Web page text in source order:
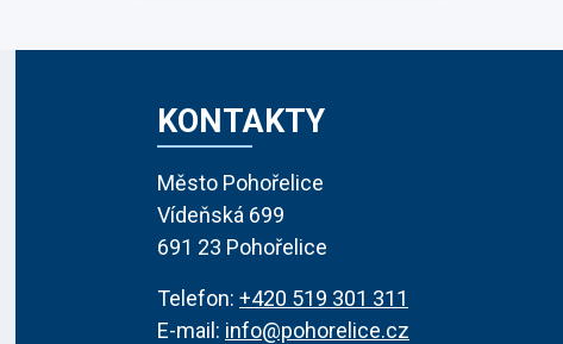
KONTAKTY
Město Pohořelice
Vídeňská 699
691 23 Pohořelice
Telefon: +420 519 301 311
E-mail: info@pohorelice.cz